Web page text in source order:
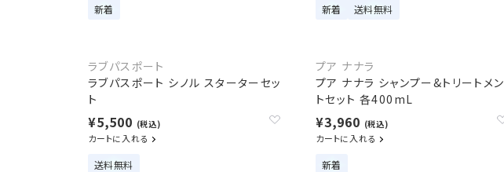
新着 新着 送料無料
ラブパスポート
ラブパスポート シノル スターターセッ
ト
¥5,500 (税込)
カートに入れる
送料無料
プア ナナラ
プア ナナラ シャンプー&トリートメン
トセット 各400mL
¥3,960 (税込)
カートに入れる
新着